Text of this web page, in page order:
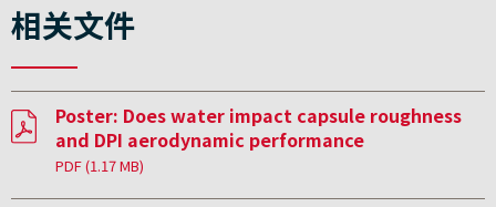
相关文件
Poster: Does water impact capsule roughness
and DPI aerodynamic performance
PDF(1.17 MB)